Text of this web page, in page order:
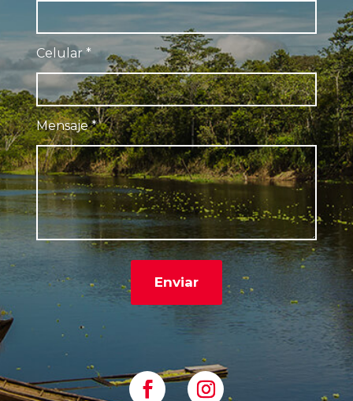
Celular*
Mensaje*
Enviar